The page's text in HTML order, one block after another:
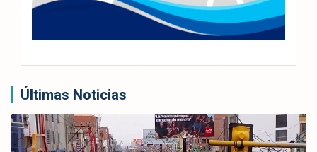
Últimas Noticias